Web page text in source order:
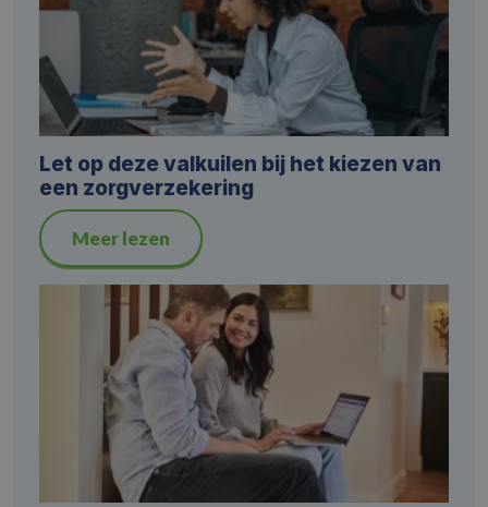
Let op deze valkuilen bij het kiezen van
een zorgverzekering
Meer lezen